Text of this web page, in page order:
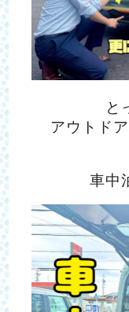
と
アウトド
車中